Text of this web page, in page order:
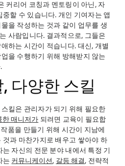
커리어 코칭과 멘토링이 아닌, 자
할 수 있습니다. 개인 기여자는 앱
을 작성하는 것과 같이 업무를 생
사람입니다. 결과적으로, 그들은
하는 시간이 적습니다. 대신, 개별
을 수행하기 위해 방해받지 않는
다양한 스킬
킬은 관리자가 되기 위해 필요한
한 매니저가 되려면 교육이 필요합
품을 만들기 위해 시간이 지남에
것과 마찬가지로 배우고 쌓아야 하
자신의 전문 분야 내에서 특정 기
는 커뮤니케이션, 갈등 해결, 전략적